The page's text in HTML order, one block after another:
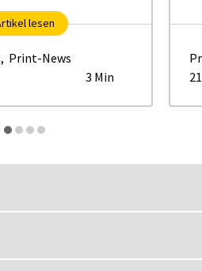
lesen
, Print-News
3 Min